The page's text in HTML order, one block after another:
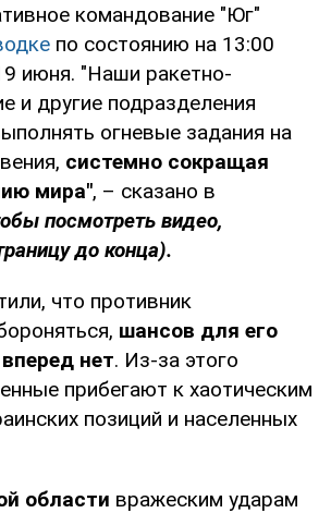
командование "Юг"
по состоянию на 13:00
июня. "Наши ракетно-
и другие подразделения
огневые задания на
системно сокращая
мира", – сказано в
посмотреть видео,
до конца).
что противник
шансов для его
нет. Из-за этого
прибегают к хаотическим
позиций и населенных
области вражеским ударам